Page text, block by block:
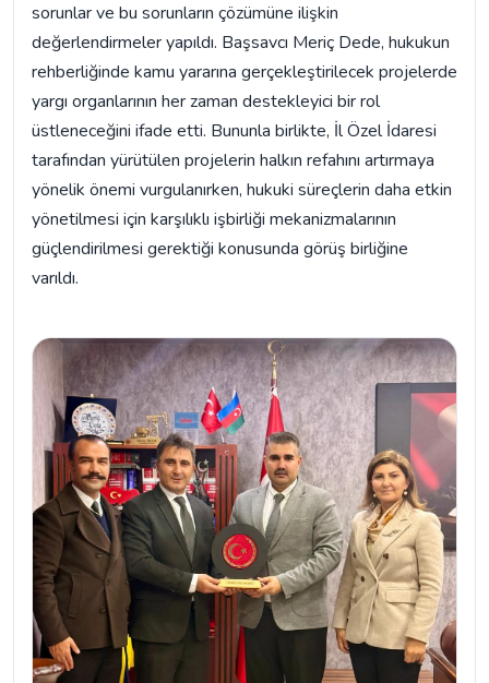
sorunlar ve bu sorunların çözümüne ilişkin
değerlendirmeler yapıldı. Başsavcı Meriç Dede, hukukun
rehberliğinde kamu yararına gerçekleştirilecek projelerde
yargı organlarının her zaman destekleyici bir rol
üstleneceğini ifade etti. Bununla birlikte, İl Özel İdaresi
tarafından yürütülen projelerin halkın refahını artırmaya
yönelik önemi vurgulanırken, hukuki süreçlerin daha etkin
yönetilmesi için karşılıklı işbirliği mekanizmalarının
güçlendirilmesi gerektiği konusunda görüş birliğine
varıldı.